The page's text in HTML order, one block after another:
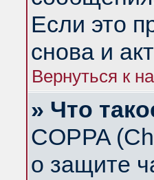
Если это
снова и
Вернуться к
» Что
COPPA
о защите